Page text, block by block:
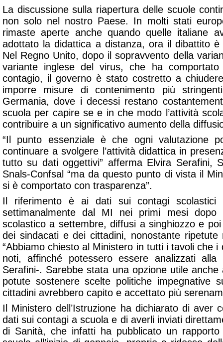
La discussione sulla riapertura delle scuole
non solo nel nostro Paese. In molti stati
rimaste aperte anche quando quelle italiane
adottato la didattica a distanza, ora il dibattito
Nel Regno Unito, dopo il sopravvento della
variante inglese del virus, che ha comportato
contagio, il governo è stato costretto a
imporre misure di contenimento più
Germania, dove i decessi restano
scuola per capire se e in che modo l’attività
contribuire a un significativo aumento della
“Il punto essenziale è che ogni valutazione
continuare a svolgere l’attività didattica in
tutto su dati oggettivi” afferma Elvira Serafini,
Snals-Confsal “ma da questo punto di vista il
si è comportato con trasparenza”.
Il riferimento è ai dati sui contagi scolastici
settimanalmente dal MI nei primi mesi dopo
scolastico a settembre, diffusi a singhiozzo e
dei sindacati e dei cittadini, nonostante ripetute
“Abbiamo chiesto al Ministero in tutti i tavoli che
noti, affinché potessero essere analizzati
Serafini-. Sarebbe stata una opzione utile
potute sostenere scelte politiche impegnative
cittadini avrebbero capito e accettato più
Il Ministero dell’Istruzione ha dichiarato di aver
dati sui contagi a scuola e di averli inviati
di Sanità, che infatti ha pubblicato un rapporto